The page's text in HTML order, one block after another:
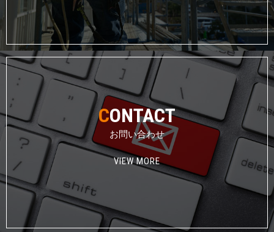
CONTACT
お問い合わせ
VIEW MORE